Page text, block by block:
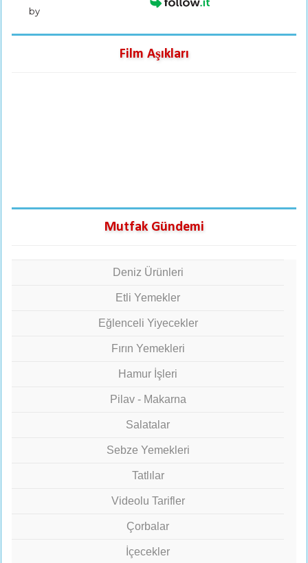
by
Film Aşıkları
Mutfak Gündemi
Deniz Ürünleri
Etli Yemekler
Eğlenceli Yiyecekler
Fırın Yemekleri
Hamur İşleri
Pilav - Makarna
Salatalar
Sebze Yemekleri
Tatlılar
Videolu Tarifler
Çorbalar
İçecekler